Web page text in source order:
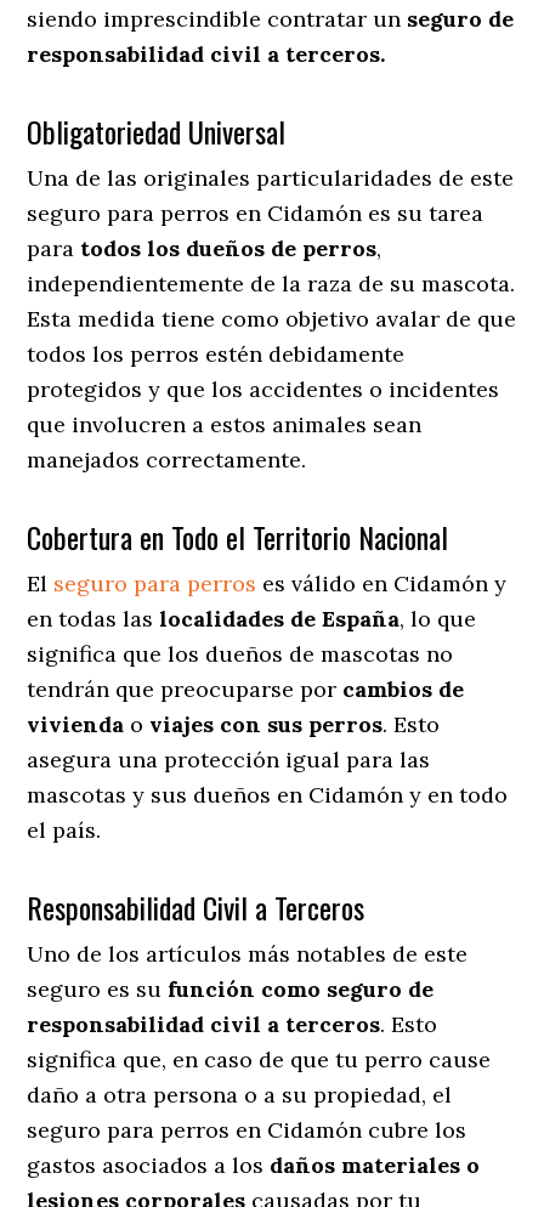
siendo imprescindible contratar un seguro de
responsabilidad civil a terceros.
Obligatoriedad Universal
Una de las originales particularidades de este
seguro para perros en Cidamón es su tarea
para todos los dueños de perros,
independientemente de la raza de su mascota.
Esta medida tiene como objetivo avalar de que
todos los perros estén debidamente
protegidos y que los accidentes o incidentes
que involucren a estos animales sean
manejados correctamente.
Cobertura en Todo el Territorio Nacional
El seguro para perros es válido en Cidamón y
en todas laslocalidades de España, lo que
significa que los dueños de mascotas no
tendrán que preocuparse por cambios de
vivienda o viajes con sus perros. Esto
asegura una protección igual para las
mascotas y sus dueños en Cidamón y en todo
el país.
Responsabilidad Civil a Terceros
Uno de los artículos más notables de este
seguro es su función como seguro de
responsabilidad civil a terceros. Esto
significa que, en caso de que tu perro cause
daño a otra persona o a su propiedad, el
seguro para perros en Cidamón cubre los
gastos asociados a los daños materiales o
lesiones corporales causadas por tu